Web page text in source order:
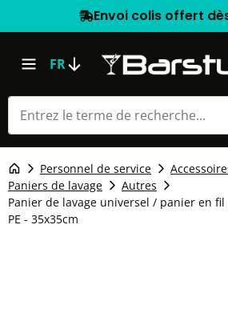
Envoi colis offert
FR
Personnel de service
Paniers de lavage
Autres
Panier de lavage universel / panier en
PE - 35x35cm